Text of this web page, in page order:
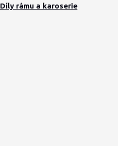
Díly rámu a karoserie